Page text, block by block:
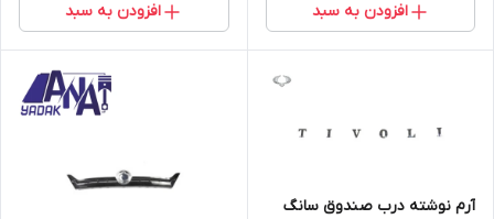
افزودن به سبد افزودن به سبد
آرم نوشته درب صندوق سانگ